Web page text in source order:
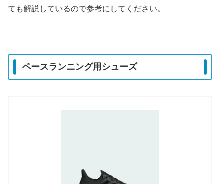
ても解説しているので参考にしてください。
ペースランニング用シューズ